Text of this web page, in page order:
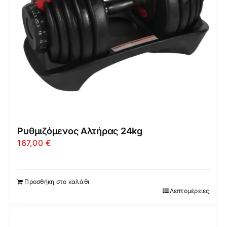
μπορούν
να
επιλεγούν
στη
σελίδα
προϊόντος
Ρυθμιζόμενος Αλτήρας 24kg
167,00€
Προσθήκη στο καλάθι
Λεπτομέρειες